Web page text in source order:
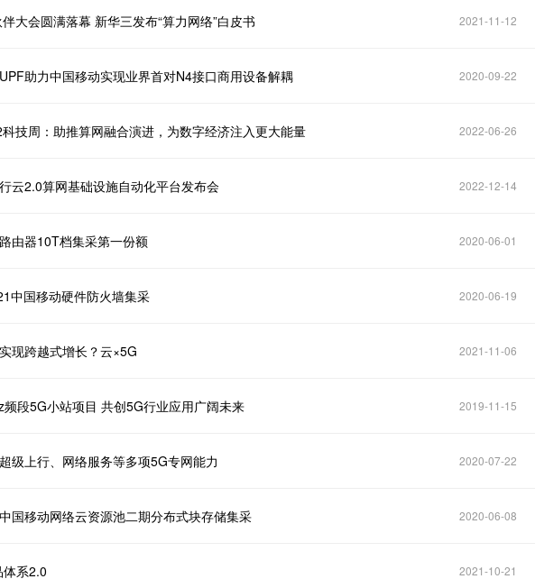
大会圆满落幕 新华三发布“算力网络”白皮书 2021-11-12
助力中国移动实现业界首对N4接口商用设备解耦 2020-09-22
技周：助推算网融合演进，为数字经济注入更大能量 2022-06-26
云2.0算网基础设施自动化平台发布会 2022-12-14
由器10T档集采第一份额 2020-06-01
中国移动硬件防火墙集采 2020-06-19
现跨越式增长？云×5G 2021-11-06
段5G小站项目 共创5G行业应用广阔未来 2019-11-15
级上行、网络服务等多项5G专网能力 2020-07-22
国移动网络云资源池二期分布式块存储集采 2020-06-08
系2.0 2021-10-21